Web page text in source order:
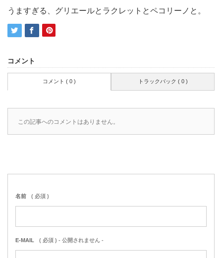
うますぎる、グリエールとラクレットとペコリーノと。
コメント
コメント ( 0 ) トラックバック ( 0 )
この記事へのコメントはありません。
名前 ( 必須 )
E-MAIL ( 必須 ) - 公開されません -